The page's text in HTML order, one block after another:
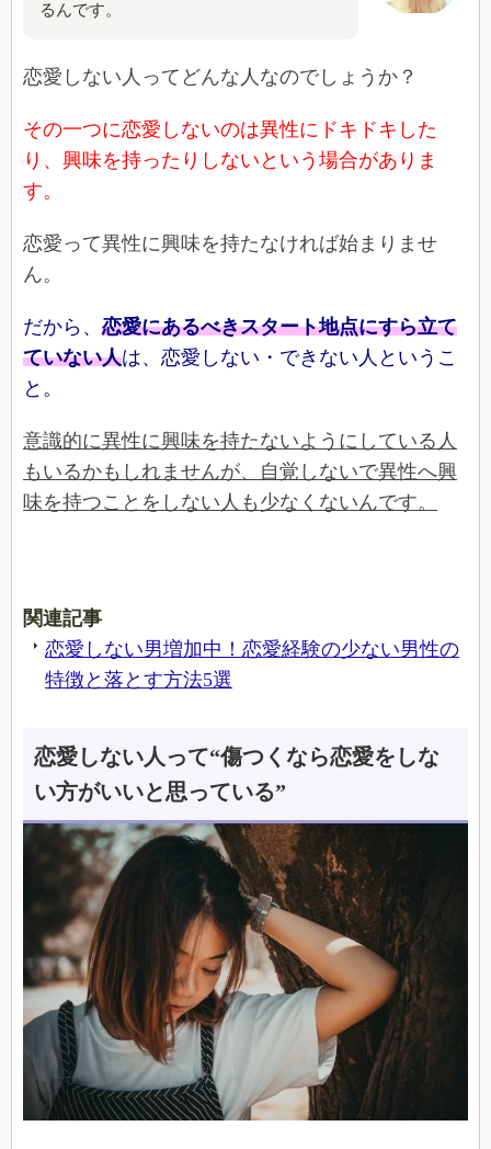
るんです。
恋愛しない人ってどんな人なのでしょうか？
その一つに恋愛しないのは異性にドキドキした
り、興味を持ったりしないという場合がありま
す。
恋愛って異性に興味を持たなければ始まりませ
ん。
だから、 恋愛にあるべきスタート地点にすら立て
ていない人は、恋愛しない・できない人というこ
と。
意識的に異性に興味を持たないようにしている人
もいるかもしれませんが、自覚しないで異性へ興
味を持つことをしない人も少なくないんです。
関連記事
恋愛しない男増加中！恋愛経験の少ない男性の
特徴と落とす方法5選
恋愛しない人って“傷つくなら恋愛をしな
い方がいいと思っている”